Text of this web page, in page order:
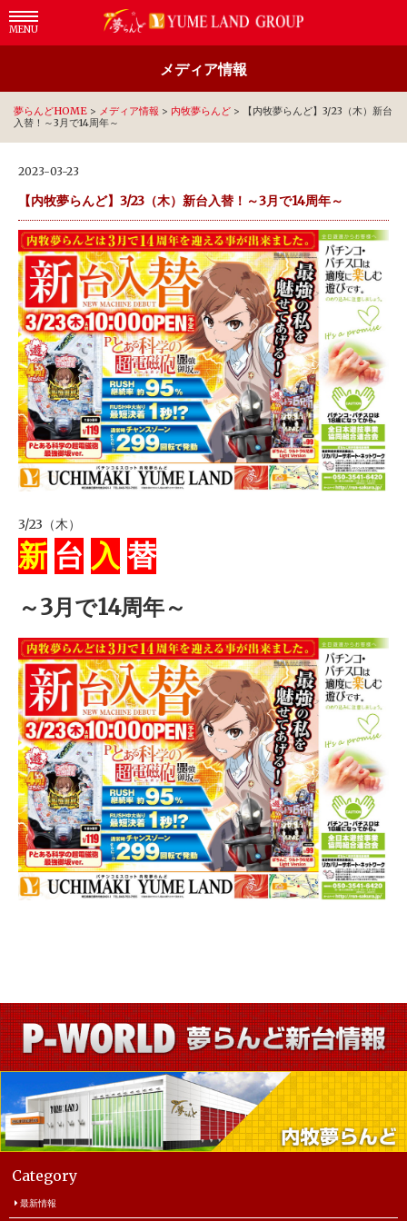
MENU
メディア情報
夢らんどHOME > メディア情報 > 内牧夢らんど >
【内牧夢らんど】3/23（木）新台
入替！～3月で14周年～
2023-03-23
【内牧夢らんど】3/23（木）新台入替！～3月で14周年～
3/23（木）
新 台 入 替
～3月で14周年～
Category
最新情報